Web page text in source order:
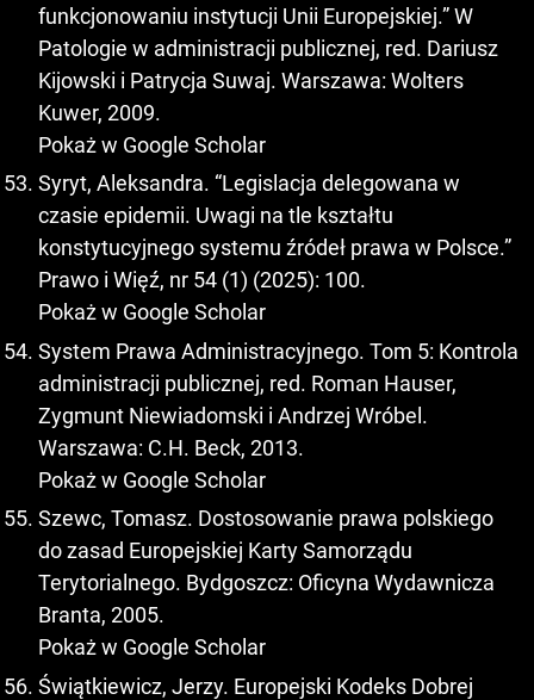
funkcjonowaniu instytucji Unii Europejskiej.” W
Patologie w administracji publicznej, red. Dariusz
Kijowski i Patrycja Suwaj. Warszawa: Wolters
Kuwer, 2009.
Pokaż w Google Scholar
Syryt, Aleksandra. “Legislacja delegowana w
czasie epidemii. Uwagi na tle kształtu
konstytucyjnego systemu źródeł prawa w Polsce.”
Prawo i Więź, nr 54 (1) (2025): 100.
Pokaż w Google Scholar
System Prawa Administracyjnego. Tom 5: Kontrola
administracji publicznej, red. Roman Hauser,
Zygmunt Niewiadomski i Andrzej Wróbel.
Warszawa: C.H. Beck, 2013.
Pokaż w Google Scholar
Szewc, Tomasz. Dostosowanie prawa polskiego
do zasad Europejskiej Karty Samorządu
Terytorialnego. Bydgoszcz: Oficyna Wydawnicza
Branta, 2005.
Pokaż w Google Scholar
Świątkiewicz, Jerzy. Europejski Kodeks Dobrej